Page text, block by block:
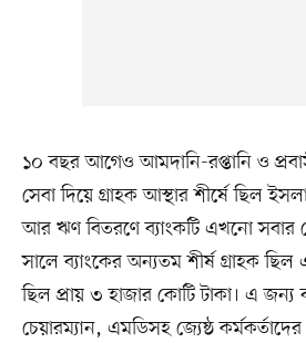
১০ বছর আগেও আমদানি-রপ্তানি ও
সেবা দিয়ে গ্রাহক আস্থার শীর্ষে ছিল
আর ঋণ বিতরণে ব্যাংকটি এখনো সবার
সালে ব্যাংকের অন্যতম শীর্ষ গ্রাহক
ছিল প্রায় ৩ হাজার কোটি টাকা। এ জন্য
চেয়ারম্যান, এমডিসহ জ্যেষ্ঠ